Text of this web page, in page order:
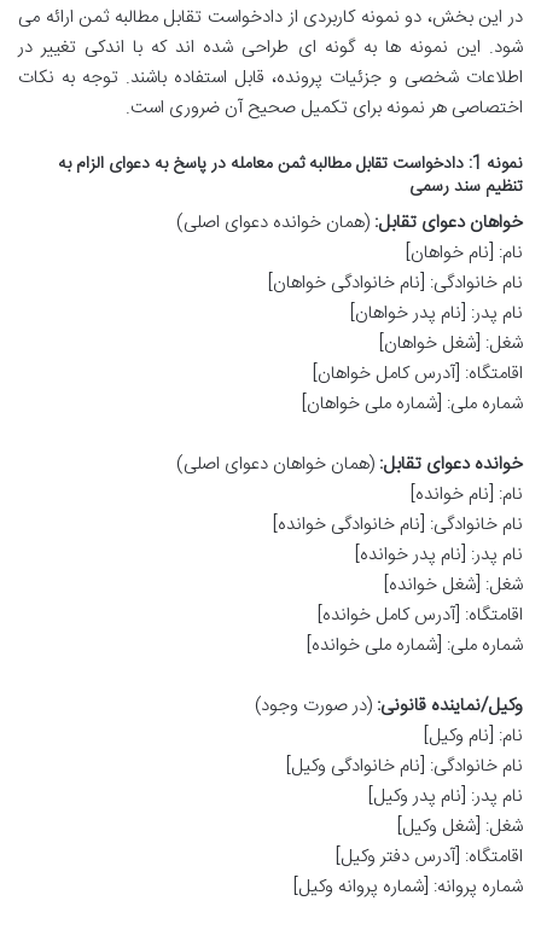
در این بخش، دو نمونه کاربردی از دادخواست تقابل مطالبه ثمن ارائه می
شود. این نمونه ها به گونه ای طراحی شده اند که با اندکی تغییر در
اطلاعات شخصی و جزئیات پرونده، قابل استفاده باشند. توجه به نکات
اختصاصی هر نمونه برای تکمیل صحیح آن ضروری است.
نمونه 1: دادخواست تقابل مطالبه ثمن معامله در پاسخ به دعوای الزام به
تنظیم سند رسمی
خواهان دعوای تقابل: (همان خوانده دعوای اصلی)
نام: [نام خواهان]
نام خانوادگی: [نام خانوادگی خواهان]
نام پدر: [نام پدر خواهان]
شغل: [شغل خواهان]
اقامتگاه: [آدرس کامل خواهان]
شماره ملی: [شماره ملی خواهان]
خوانده دعوای تقابل: (همان خواهان دعوای اصلی)
نام: [نام خوانده]
نام خانوادگی: [نام خانوادگی خوانده]
نام پدر: [نام پدر خوانده]
شغل: [شغل خوانده]
اقامتگاه: [آدرس کامل خوانده]
شماره ملی: [شماره ملی خوانده]
وکیل/نماینده قانونی: (در صورت وجود)
نام: [نام وکیل]
نام خانوادگی: [نام خانوادگی وکیل]
نام پدر: [نام پدر وکیل]
شغل: [شغل وکیل]
اقامتگاه: [آدرس دفتر وکیل]
شماره پروانه: [شماره پروانه وکیل]